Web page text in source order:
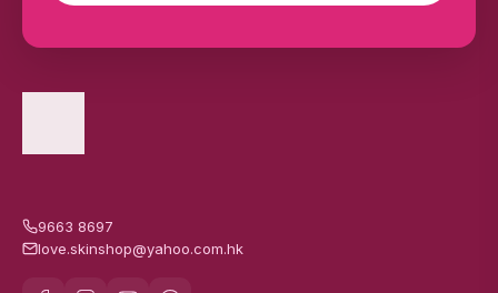
9663 8697
love.skinshop@yahoo.com.hk